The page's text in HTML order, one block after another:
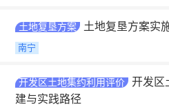
土地复垦方案 土地复垦方案实
南宁
开发区土地集约利用评价
开发区
建与实践路径